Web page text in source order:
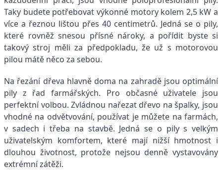
Taky budete potřebovat výkonné motory kolem 2,5 kW a
více a řeznou lištou přes 40 centimetrů. Jedná se o pily,
které rovněž snesou přísné nároky, a pořídit byste si
takový stroj měli za předpokladu, že už s motorovou
pilou mátě něco za sebou.
Na řezání dřeva hlavně doma na zahradě jsou optimální
pily z řad farmářských. Pro občasné uživatele jsou
perfektní volbou. Zvládnou nařezat dřevo na špalky, jsou
vhodné na odvětvování, používat je můžete na farmách,
v sadech i třeba na stavbě. Jedná se o pily s velkým
uživatelským komfortem, které mají nižší hmotnost i
dlouhou životnost, protože nejsou denně vystavovány
extrémní zátěži.